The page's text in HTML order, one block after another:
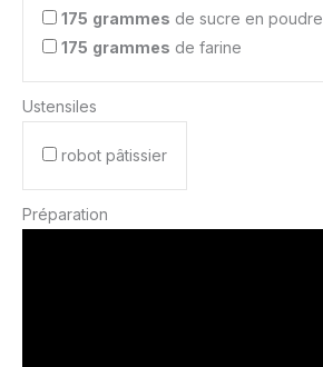
175 grammes de sucre en poudre
175 grammes de farine
Ustensiles
robot pâtissier
Préparation